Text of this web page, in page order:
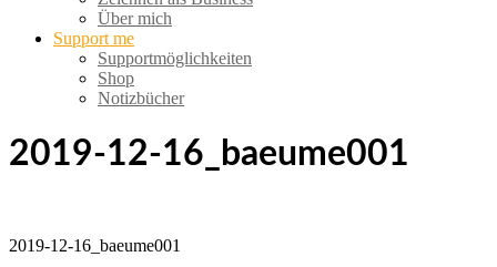
Über mich
Support me
Supportmöglichkeiten
Shop
Notizbücher
2019-12-16_baeume001
2019-12-16_baeume001